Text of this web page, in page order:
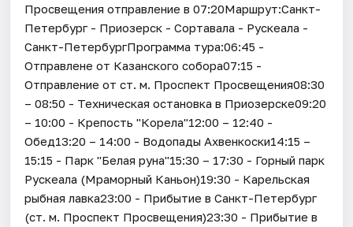
Просвещения отправление в 07:20Маршрут:Санкт-
Петербург - Приозерск - Сортавала - Рускеала -
Санкт-ПетербургПрограмма тура:06:45 -
Отправлене от Казанского собора07:15 -
Отправление от ст. м. Проспект Просвещения08:30
– 08:50 - Техническая остановка в Приозерске09:20
– 10:00 - Крепость "Корела"12:00 – 12:40 -
Обед13:20 – 14:00 - Водопады Ахвенкоски14:15 –
15:15 - Парк "Белая руна"15:30 – 17:30 - Горный парк
Рускеала (Мраморный Каньон)19:30 - Карельская
рыбная лавка23:00 - Прибытие в Санкт-Петербург
(ст. м. Проспект Просвещения)23:30 - Прибытие в